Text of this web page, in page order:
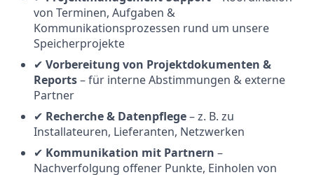
von Terminen, Aufgaben &
Kommunikationsprozessen rund um unsere
Speicherprojekte
✔ Vorbereitung von Projektdokumenten &
Reports– für interne Abstimmungen & externe
Partner
✔ Recherche & Datenpflege– z. B. zu
Installateuren, Lieferanten, Netzwerken
✔ Kommunikation mit Partnern –
Nachverfolgung offener Punkte, Einholen von